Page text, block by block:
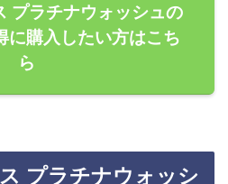
プラチナウォッシュの
に購入したい方はこち
ら
プラチナウォッシ